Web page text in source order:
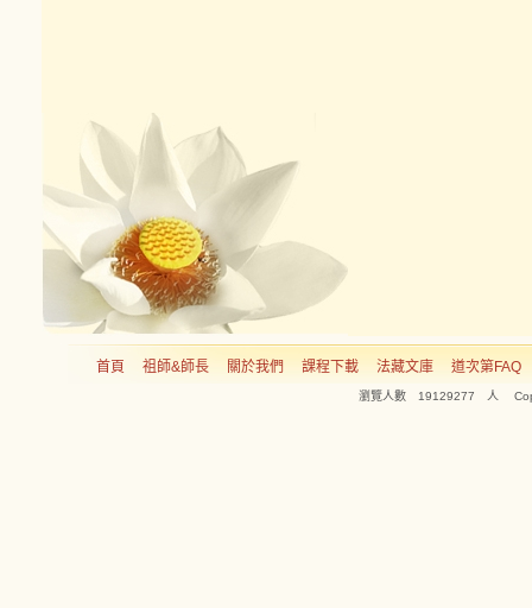
首頁 祖師&師長 關於我們 課程下載 法藏文庫 道次第FAQ
瀏覽人數 19129277 人